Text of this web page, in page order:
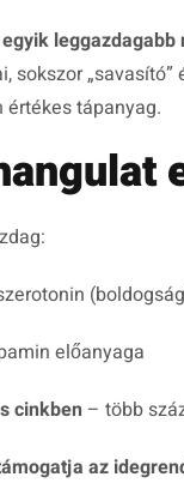
sokszor
tápanyag.
előanyaga
cinkben – több
az